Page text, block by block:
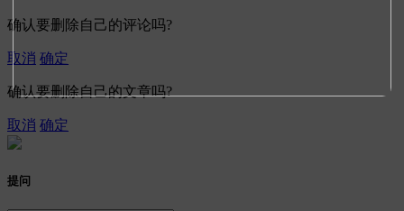
确认要删除自己的评论吗?
取消 确定
确认要删除自己的文章吗?
取消 确定
提问